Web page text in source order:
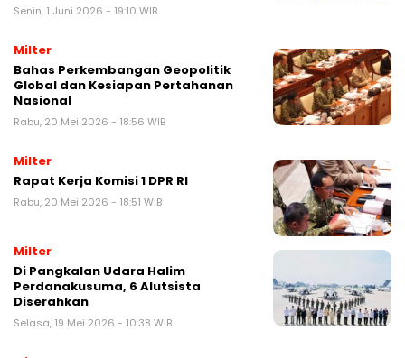
Senin, 1 Juni 2026 - 19:10 WIB
Milter
Bahas Perkembangan Geopolitik
Global dan Kesiapan Pertahanan
Nasional
Rabu, 20 Mei 2026 - 18:56 WIB
Milter
Rapat Kerja Komisi 1 DPR RI
Rabu, 20 Mei 2026 - 18:51 WIB
Milter
Di Pangkalan Udara Halim
Perdanakusuma, 6 Alutsista
Diserahkan
Selasa, 19 Mei 2026 - 10:38 WIB